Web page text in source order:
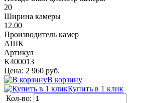
20
Ширина камеры
12.00
Производитель камер
АШК
Артикул
K400013
Цена: 2 960 руб.
В корзину
Купить в 1 клик
Кол-во: